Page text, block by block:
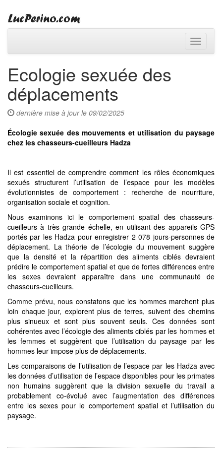
Toggle
Ecologie sexuée des
déplacements
dernière mise à jour le 09/02/2025
Écologie sexuée des mouvements et utilisation du paysage
chez les chasseurs-cueilleurs Hadza
Il est essentiel de comprendre comment les rôles économiques
sexués structurent l’utilisation de l’espace pour les modèles
évolutionnistes de comportement : recherche de nourriture,
organisation sociale et cognition.
Nous examinons ici le comportement spatial des chasseurs-
cueilleurs à très grande échelle, en utilisant des appareils GPS
portés par les Hadza pour enregistrer 2 078 jours-personnes de
déplacement. La théorie de l’écologie du mouvement suggère
que la densité et la répartition des aliments ciblés devraient
prédire le comportement spatial et que de fortes différences entre
les sexes devraient apparaître dans une communauté de
chasseurs-cueilleurs.
Comme prévu, nous constatons que les hommes marchent plus
loin chaque jour, explorent plus de terres, suivent des chemins
plus sinueux et sont plus souvent seuls. Ces données sont
cohérentes avec l’écologie des aliments ciblés par les hommes et
les femmes et suggèrent que l’utilisation du paysage par les
hommes leur impose plus de déplacements.
Les comparaisons de l’utilisation de l’espace par les Hadza avec
les données d’utilisation de l’espace disponibles pour les primates
non humains suggèrent que la division sexuelle du travail a
probablement co-évolué avec l’augmentation des différences
entre les sexes pour le comportement spatial et l’utilisation du
paysage.